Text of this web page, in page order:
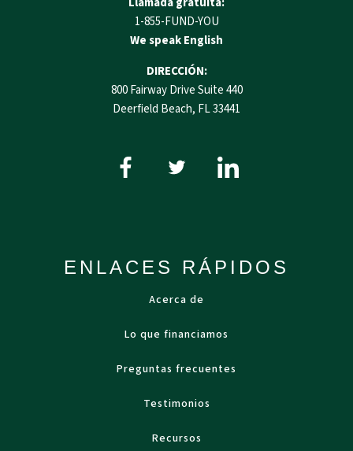
1-855-FUND-YOU
We speak English
DIRECCIÓN:
800 Fairway Drive Suite 440
Deerfield Beach, FL 33441
ENLACES RÁPIDOS
Acerca de
Lo que financiamos
Preguntas frecuentes
Testimonios
Recursos